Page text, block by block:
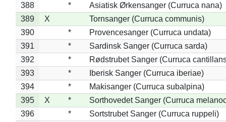
388
*
Asiatisk Ørkensanger (Curruca nana)
389
X
Tornsanger (Curruca communis)
390
*
Provencesanger (Curruca undata)
391
*
Sardinsk Sanger (Curruca sarda)
392
*
Rødstrubet Sanger (Curruca
393
*
Iberisk Sanger (Curruca iberiae)
394
*
Makisanger (Curruca subalpina)
395
X *
Sorthovedet Sanger (Curruca
396
*
Sortstrubet Sanger (Curruca ruppeli)